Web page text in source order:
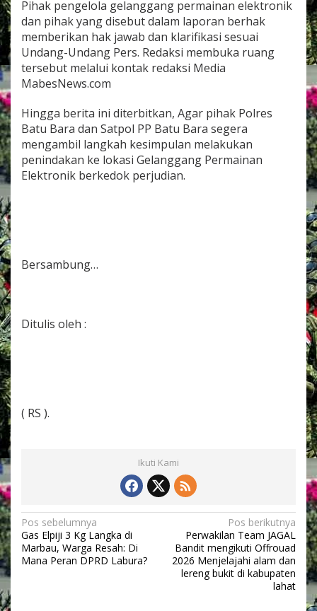
Pihak pengelola gelanggang permainan elektronik
dan pihak yang disebut dalam laporan berhak
memberikan hak jawab dan klarifikasi sesuai
Undang-Undang Pers. Redaksi membuka ruang
tersebut melalui kontak redaksi Media
MabesNews.com
Hingga berita ini diterbitkan, Agar pihak Polres
Batu Bara dan Satpol PP Batu Bara segera
mengambil langkah kesimpulan melakukan
penindakan ke lokasi Gelanggang Permainan
Elektronik berkedok perjudian.
Bersambung…
Ditulis oleh :
( RS ).
Ikuti Kami
N
a
v
Pos sebelumnya
Gas Elpiji 3 Kg Langka di
Marbau, Warga Resah: Di
Mana Peran DPRD Labura?
Pos berikutnya
Perwakilan Team JAGAL
Bandit mengikuti Offrouad
2026 Menjelajahi alam dan
lereng bukit di kabupaten
lahat